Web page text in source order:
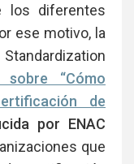
los diferentes
ese motivo, la
sobre “Cómo
de
por ENAC
que